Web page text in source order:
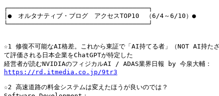
┌────────────────────────────────────┐
│●　オルタナティブ・ブログ　アクセスTOP10　（6/4～6/10）●
└────────────────────────────────────┘
☆1 修復不可能なAI格差。これから東証で「AI持てる者」（NOT AI持た
て評価される日本企業をChatGPTが特定した
https://rd.itmedia.co.jp/9tr3
☆2 高速道路の料金システムは変えたほうが良いのでは？